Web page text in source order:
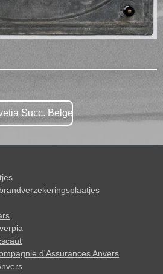
Succ. Belge
d'Assurances Anvers